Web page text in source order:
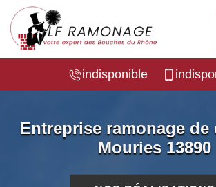
indisponible
Entreprise ramonage de
Mouries 13890